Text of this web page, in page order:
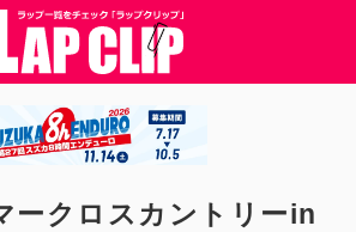
ークロスカントリーin